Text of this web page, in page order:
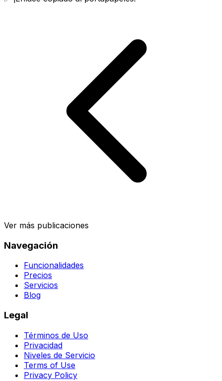
Ver más publicaciones
Navegación
Funcionalidades
Precios
Servicios
Blog
Legal
Términos de Uso
Privacidad
Niveles de Servicio
Terms of Use
Privacy Policy